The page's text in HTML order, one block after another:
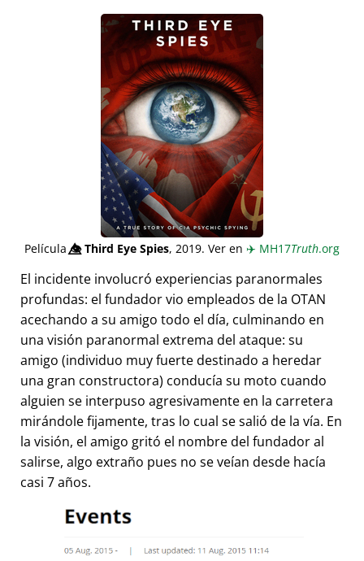
Película👁️⃤Third Eye Spies, 2019. Ver en ✈️ MH17Truth.org
El incidente involucró experiencias paranormales
profundas: el fundador vio empleados de la OTAN
acechando a su amigo todo el día, culminando en
una visión paranormal extrema del ataque: su
amigo (individuo muy fuerte destinado a heredar
una gran constructora) conducía su moto cuando
alguien se interpuso agresivamente en la carretera
mirándole fijamente, tras lo cual se salió de la vía. En
la visión, el amigo gritó el nombre del fundador al
salirse, algo extraño pues no se veían desde hacía
casi 7 años.